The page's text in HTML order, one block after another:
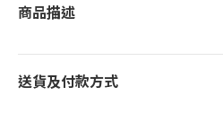
商品描述
送貨及付款方式